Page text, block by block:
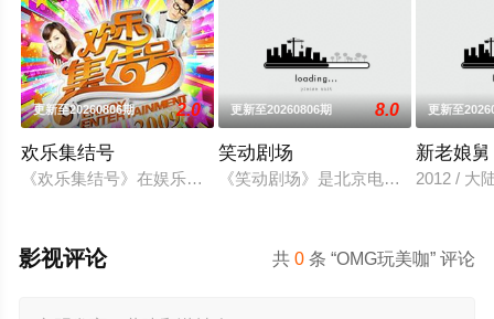
更新至20260806期 2.0
欢乐集结号
《欢乐集结号》在娱乐资讯类栏目中一枝独秀，领跑全国，是
更新至20260806期 8.0
笑动剧场
《笑动剧场》是北京电视台文艺节目
更新至
新老娘舅
2012 / 大
共0 条 “OMG玩美咖” 评论
影视评论